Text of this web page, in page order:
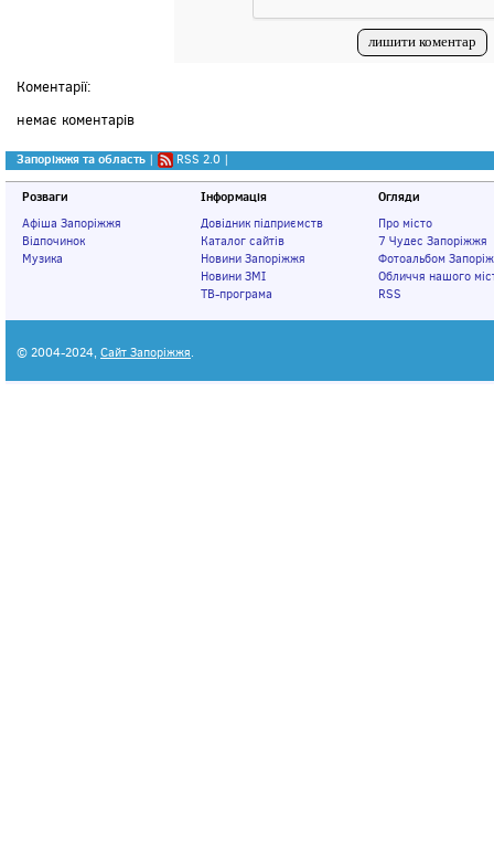
Коментарії:
немає коментарів
Запоріжжя та область | RSS 2.0 |
Розваги
Афіша Запоріжжя
Відпочинок
Музика
Інформація
Довідник підприємств
Каталог сайтів
Новини Запоріжжя
Новини ЗМІ
ТВ-програма
Огляди
Про місто
7 Чудес Запоріжжя
Фотоальбом
Обличчя нашого
RSS
© 2004-2024, Сайт Запоріжжя.